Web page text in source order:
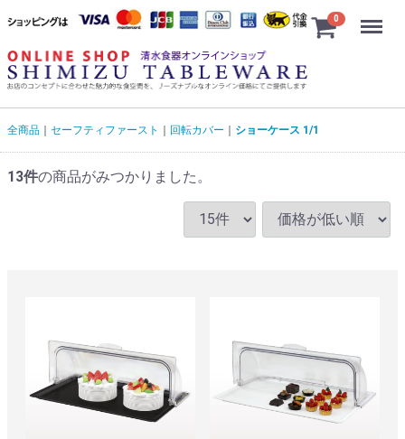
0 Menu
全商品 セーフティファースト 回転カバー ショーケース 1/1
13件の商品がみつかりました。